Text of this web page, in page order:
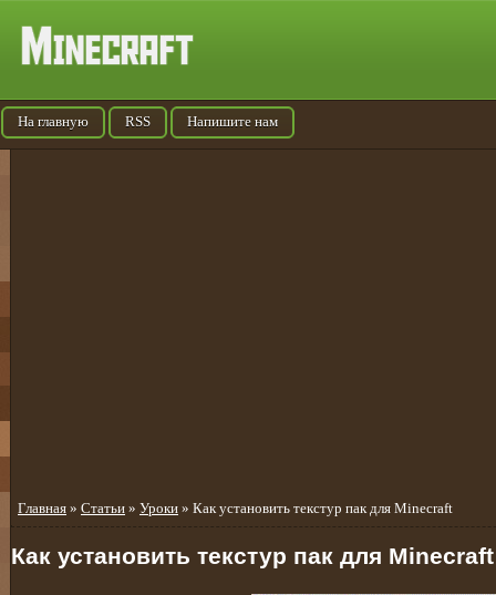
На главную RSS Напишите нам
Главная » Статьи » Уроки » Как установить текстур пак для Minecraft
Как установить текстур пак для Minecraft